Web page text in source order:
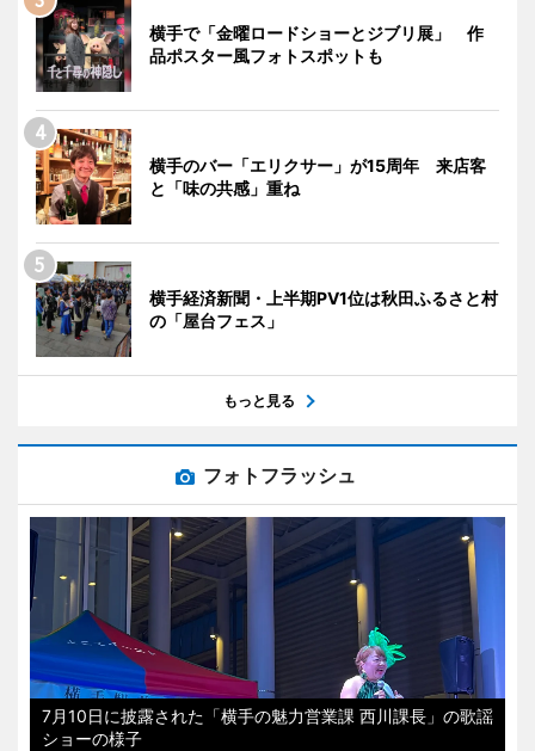
横手で「金曜ロードショーとジブリ展」 作
品ポスター風フォトスポットも
横手のバー「エリクサー」が15周年 来店客
と「味の共感」重ね
横手経済新聞・上半期PV1位は秋田ふるさと村
の「屋台フェス」
もっと見る
フォトフラッシュ
7月10日に披露された「横手の魅力営業課 西川課長」の歌謡
ショーの様子